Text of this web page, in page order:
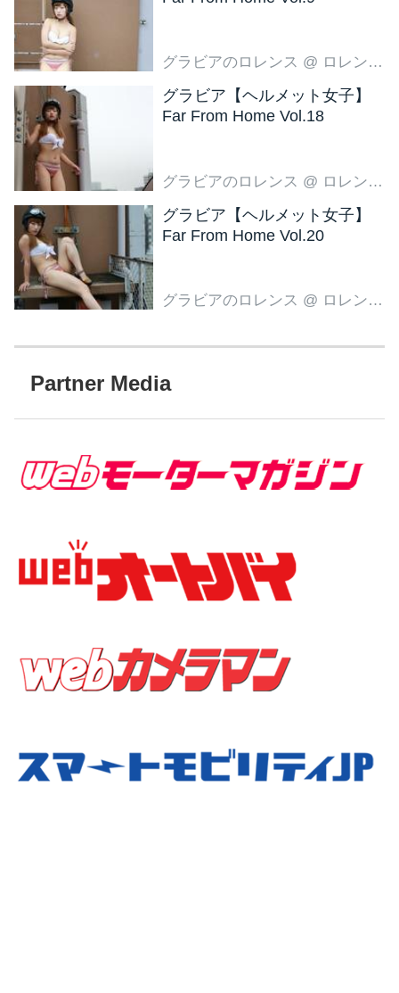
グラビアのロレンス @ ロレンス編集部
グラビア【ヘルメット女子】
Far From Home Vol.18
グラビアのロレンス @ ロレンス編集部
グラビア【ヘルメット女子】
Far From Home Vol.20
グラビアのロレンス @ ロレンス編集部
Partner Media